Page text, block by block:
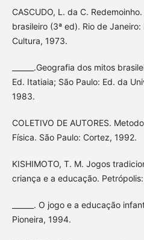
CASCUDO, L. da C.
brasileiro (3ª ed). Rio de
Cultura, 1973.
______.Geografia dos mitos
Ed. Itatiaia; São Paulo: Ed. da
1983.
COLETIVO DE AUTORES.
Física. São Paulo: Cortez, 1992.
KISHIMOTO, T. M. Jogos
criança e a educação.
______. O jogo e a educação
Pioneira, 1994.